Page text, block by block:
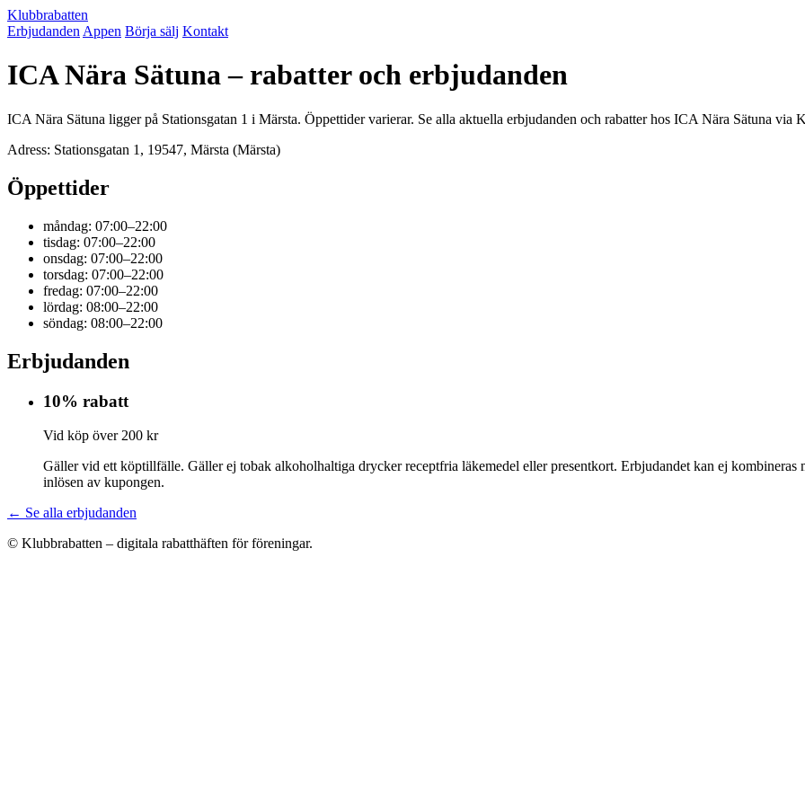
Klubbrabatten
Erbjudanden Appen Börja sälj Kontakt
ICA Nära Sätuna – rabatter och erbjudanden
ICA Nära Sätuna ligger på Stationsgatan 1 i Märsta. Öppettider varierar. Se alla aktuella erbjudanden och rabatter hos ICA Nära Sätuna via
Adress: Stationsgatan 1, 19547, Märsta (Märsta)
Öppettider
måndag: 07:00–22:00
tisdag: 07:00–22:00
onsdag: 07:00–22:00
torsdag: 07:00–22:00
fredag: 07:00–22:00
lördag: 08:00–22:00
söndag: 08:00–22:00
Erbjudanden
10% rabatt
Vid köp över 200 kr
Gäller vid ett köptillfälle. Gäller ej tobak alkoholhaltiga drycker receptfria läkemedel eller presentkort. Erbjudandet kan ej kombineras
inlösen av kupongen.
← Se alla erbjudanden
© Klubbrabatten – digitala rabatthäften för föreningar.